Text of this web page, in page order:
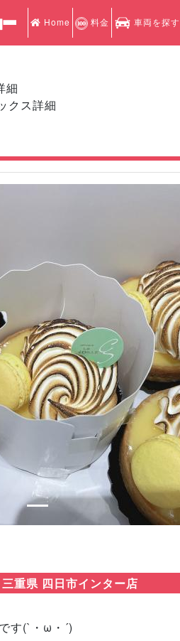
Home 料金 車両を探す
細
クス詳細
重県 四日市インター店
す(`・ω・´)